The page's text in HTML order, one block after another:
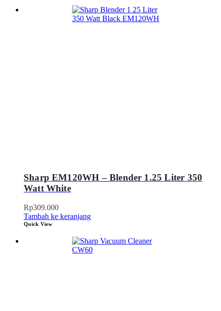
Sharp EM120WH – Blender 1.25 Liter 350
Watt White
Rp309.000
Tambah ke keranjang
Quick View